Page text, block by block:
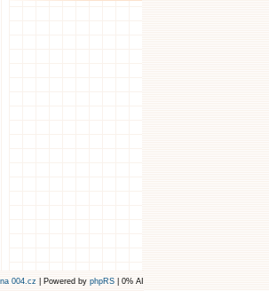
004.cz | Powered by phpRS | 0% AI